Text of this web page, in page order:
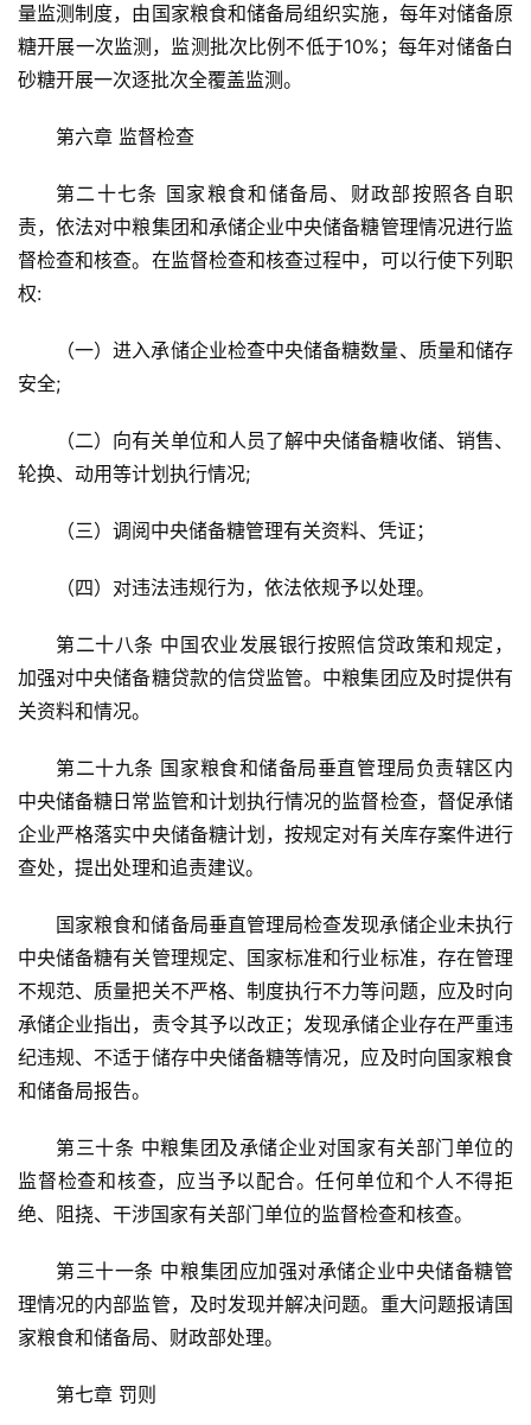
链
量监测制度，由国家粮食和储备局组织实施，每年对储备原
糖开展一次监测，监测批次比例不低于10%；每年对储备白
砂糖开展一次逐批次全覆盖监测。
第六章 监督检查
第二十七条 国家粮食和储备局、财政部按照各自职
责，依法对中粮集团和承储企业中央储备糖管理情况进行监
督检查和核查。在监督检查和核查过程中，可以行使下列职
权:
（一）进入承储企业检查中央储备糖数量、质量和储存
安全;
（二）向有关单位和人员了解中央储备糖收储、销售、
轮换、动用等计划执行情况;
（三）调阅中央储备糖管理有关资料、凭证；
（四）对违法违规行为，依法依规予以处理。
第二十八条 中国农业发展银行按照信贷政策和规定，
加强对中央储备糖贷款的信贷监管。中粮集团应及时提供有
关资料和情况。
第二十九条 国家粮食和储备局垂直管理局负责辖区内
中央储备糖日常监管和计划执行情况的监督检查，督促承储
企业严格落实中央储备糖计划，按规定对有关库存案件进行
查处，提出处理和追责建议。
国家粮食和储备局垂直管理局检查发现承储企业未执行
中央储备糖有关管理规定、国家标准和行业标准，存在管理
不规范、质量把关不严格、制度执行不力等问题，应及时向
承储企业指出，责令其予以改正；发现承储企业存在严重违
纪违规、不适于储存中央储备糖等情况，应及时向国家粮食
和储备局报告。
第三十条 中粮集团及承储企业对国家有关部门单位的
监督检查和核查，应当予以配合。任何单位和个人不得拒
绝、阻挠、干涉国家有关部门单位的监督检查和核查。
第三十一条 中粮集团应加强对承储企业中央储备糖管
理情况的内部监管，及时发现并解决问题。重大问题报请国
家粮食和储备局、财政部处理。
第七章 罚则